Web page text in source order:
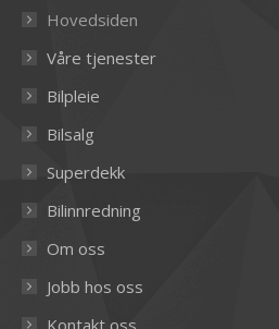
Hovedsiden
Våre tjenester
Bilpleie
Bilsalg
Superdekk
Bilinnredning
Om oss
Jobb hos oss